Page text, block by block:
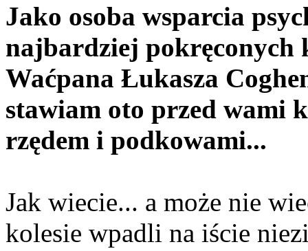
Jako osoba wsparcia
najbardziej pokręconych
Waćpana Łukasza
stawiam oto przed wami
rzędem i podkowami...
Jak wiecie... a może nie
kolesie wpadli na iście